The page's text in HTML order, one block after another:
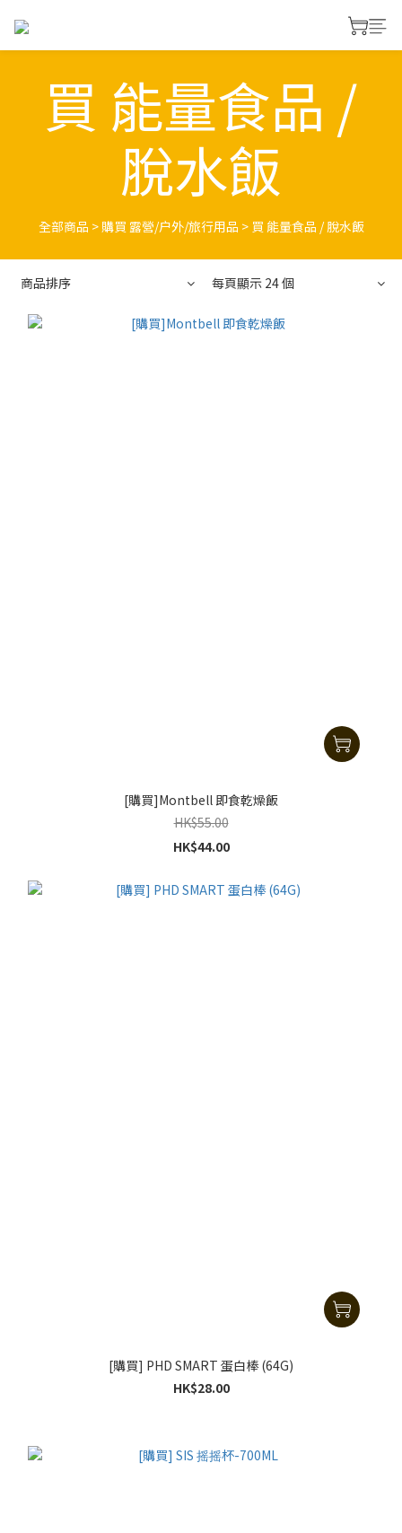
買 能量食品 /
脫水飯
全部商品 > 購買 露營/户外/旅行用品 > 買 能量食品 / 脫水飯
商品排序 每頁顯示 24 個
[購買]Montbell 即食乾燥飯
HK$55.00
HK$44.00
[購買] PHD SMART 蛋白棒 (64G)
HK$28.00